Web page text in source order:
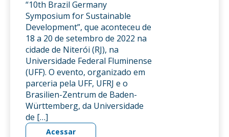
“10th Brazil Germany
Symposium for Sustainable
Development”, que aconteceu de
18 a 20 de setembro de 2022 na
cidade de Niterói (RJ), na
Universidade Federal Fluminense
(UFF). O evento, organizado em
parceria pela UFF, UFRJ e o
Brasilien-Zentrum de Baden-
Württemberg, da Universidade
de […]
Acessar